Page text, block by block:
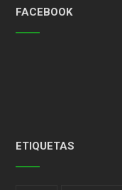
FACEBOOK
ETIQUETAS